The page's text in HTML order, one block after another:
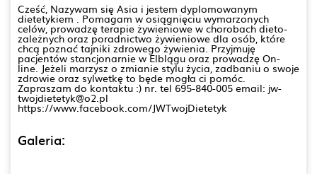
Cześć, Nazywam się Asia i jestem dyplomowanym
dietetykiem . Pomagam w osiągnięciu wymarzonych
celów, prowadzę terapie żywieniowe w chorobach dieto-
zależnych oraz poradnictwo żywieniowe dla osób, które
chcą poznać tajniki zdrowego żywienia. Przyjmuję
pacjentów stancjonarnie w Elblągu oraz prowadzę On-
line. Jeżeli marzysz o zmianie stylu życia, zadbaniu o swoje
zdrowie oraz sylwetkę to będe mogła ci pomóc.
Zapraszam do kontaktu :) nr. tel 695-840-005 email: jw-
twojdietetyk@o2.pl
https://www.facebook.com/JWTwojDietetyk
Galeria: